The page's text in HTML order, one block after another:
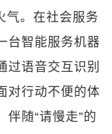
气。在社会服务
台智能服务机器
过语音交互识别
对行动不便的体
随“请慢走”的